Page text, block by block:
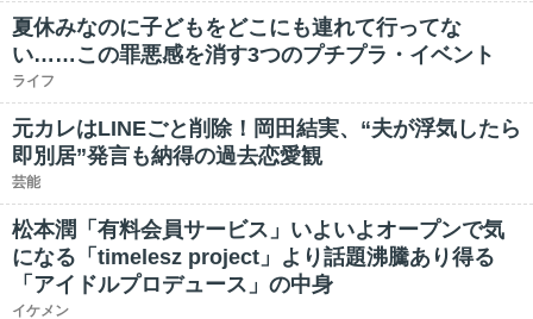
夏休みなのに子どもをどこにも連れて行ってな
い……この罪悪感を消す3つのプチプラ・イベント
ライフ
元カレはLINEごと削除！岡田結実、“夫が浮気したら
即別居”発言も納得の過去恋愛観
芸能
松本潤「有料会員サービス」いよいよオープンで気
になる「timelesz project」より話題沸騰あり得る
「アイドルプロデュース」の中身
イケメン